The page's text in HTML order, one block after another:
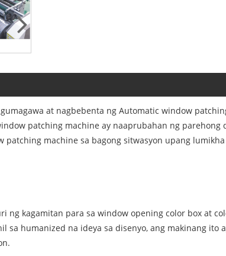
gumagawa at nagbebenta ng Automatic window
patching machine ay naaprubahan ng
machine sa bagong sitwasyon upang
ng kagamitan para sa window opening color box at
sa humanized na ideya sa disenyo, ang makinang ito